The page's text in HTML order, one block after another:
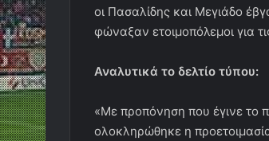
οι Πασαλίδης και Μεγιάδο
φώναξαν ετοιμοπόλεμοι για
Αναλυτικά το δελτίο τύπου:
«Με προπόνηση που έγινε το
ολοκληρώθηκε η